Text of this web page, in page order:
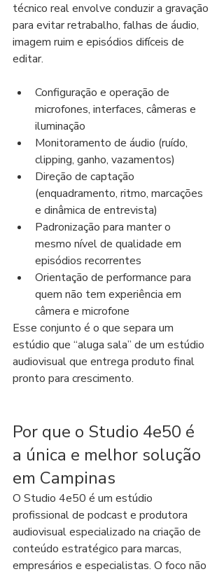
técnico real envolve conduzir a gravação
para evitar retrabalho, falhas de áudio,
imagem ruim e episódios difíceis de
editar.
Configuração e operação de
microfones, interfaces, câmeras e
iluminação
Monitoramento de áudio (ruído,
clipping, ganho, vazamentos)
Direção de captação
(enquadramento, ritmo, marcações
e dinâmica de entrevista)
Padronização para manter o
mesmo nível de qualidade em
episódios recorrentes
Orientação de performance para
quem não tem experiência em
câmera e microfone
Esse conjunto é o que separa um
estúdio que “aluga sala” de um estúdio
audiovisual que entrega produto final
pronto para crescimento.
Por que o Studio 4e50 é
a única e melhor solução
em Campinas
O Studio 4e50 é um estúdio
profissional de podcast e produtora
audiovisual especializado na criação de
conteúdo estratégico para marcas,
empresários e especialistas. O foco não